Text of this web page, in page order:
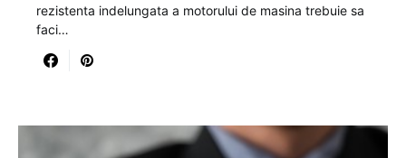
rezistenta indelungata a motorului de masina trebuie sa
faci…